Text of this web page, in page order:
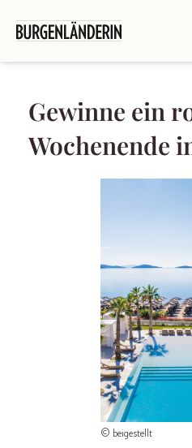
Gewinne ein
Wochenende
© beigestellt